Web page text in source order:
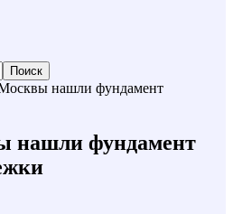
нашли фундамент
нашли фундамент